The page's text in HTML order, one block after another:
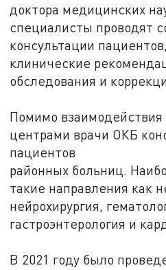
доктора медицинских
специалисты проводят
консультации
клинические
обследования и
Помимо
центрами врачи ОКБ
пациентов
районных больниц.
такие направления как
нейрохирургия,
гастроэнтерология и
В 2021 году было